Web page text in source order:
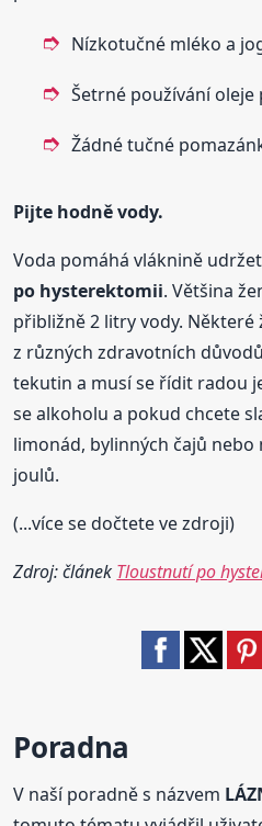
Nízkotučné mléko a
Šetrné používání oleje
Žádné tučné
Pijte hodně vody.
Voda pomáhá vláknině
po hysterektomii. Většina
přibližně 2 litry vody.
z různých zdravotních
tekutin a musí se řídit radou
se alkoholu a pokud chcete
limonád, bylinných čajů
joulů.
(...více se dočtete ve zdroji)
Zdroj: článek Tloustnutí po
Poradna
V naší poradně s názvem